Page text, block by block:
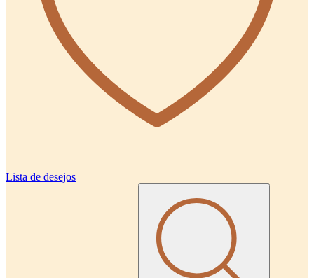
Lista de desejos